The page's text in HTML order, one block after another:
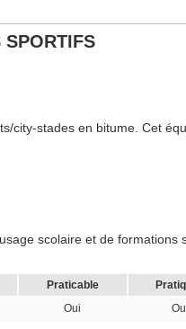
SPORTIFS
city-stades en bitume. Cet
scolaire et de formations
Praticable
Oui